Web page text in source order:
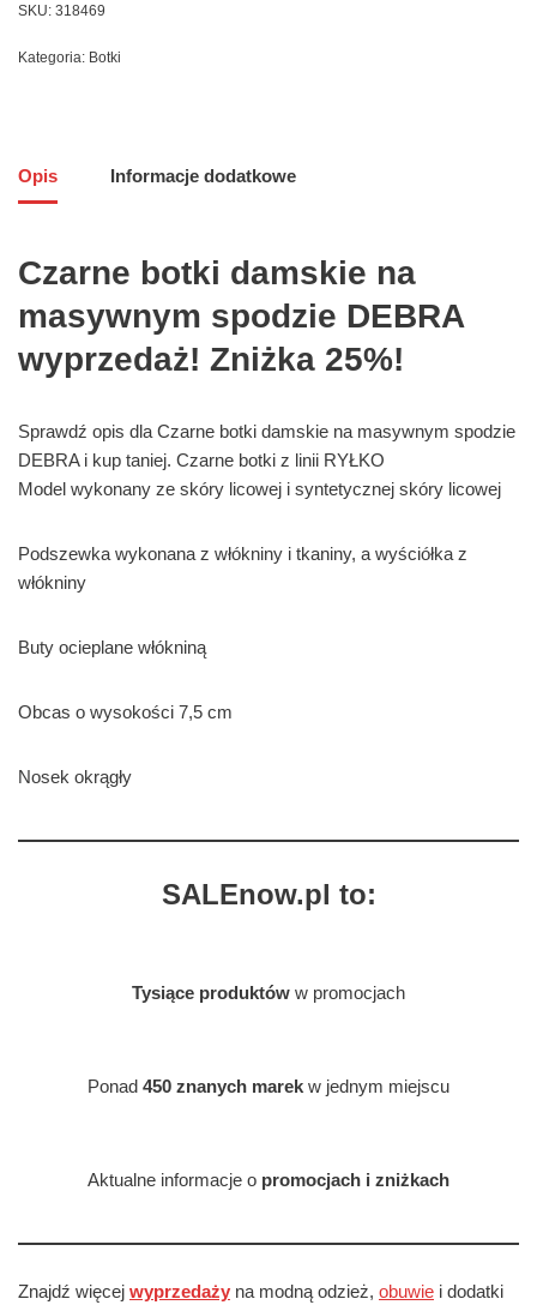
SKU: 318469
Kategoria: Botki
Opis Informacje dodatkowe
Czarne botki damskie na
masywnym spodzie DEBRA
wyprzedaż! Zniżka 25%!
Sprawdź opis dla Czarne botki damskie na masywnym spodzie
DEBRA i kup taniej. Czarne botki z linii RYŁKO
Model wykonany ze skóry licowej i syntetycznej skóry licowej
Podszewka wykonana z włókniny i tkaniny, a wyściółka z
włókniny
Buty ocieplane włókniną
Obcas o wysokości 7,5 cm
Nosek okrągły
SALEnow.pl to:
Tysiące produktów w promocjach
Ponad 450 znanych marek w jednym miejscu
Aktualne informacje o promocjach i zniżkach
Znajdź więcej wyprzedaży na modną odzież, obuwie i dodatki